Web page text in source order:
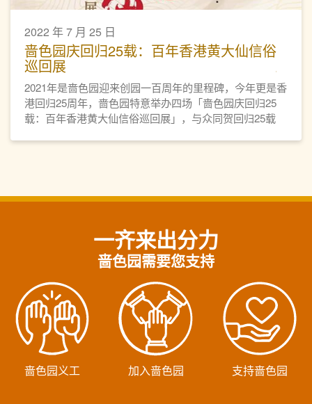
2022 年 7 月 25 日
啬色园庆回归25载：百年香港黄大仙信俗
巡回展
2021年是啬色园迎来创园一百周年的里程碑，今年更是香
港回归25周年，啬色园特意举办四场「啬色园庆回归25
载：百年香港黄大仙信俗巡回展」，与众同贺回归25载
一齐来出分力
啬色园需要您支持
啬色园义工 加入啬色园 支持啬色园